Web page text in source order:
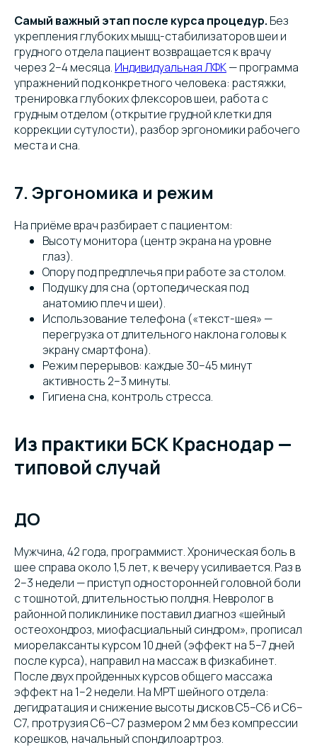
Самый важный этап после курса процедур. Без
укрепления глубоких мышц-стабилизаторов шеи и
грудного отдела пациент возвращается к врачу
через 2–4 месяца. Индивидуальная ЛФК— программа
упражнений под конкретного человека: растяжки,
тренировка глубоких флексоров шеи, работа с
грудным отделом (открытие грудной клетки для
коррекции сутулости), разбор эргономики рабочего
места и сна.
7. Эргономика и режим
На приёме врач разбирает с пациентом:
Высоту монитора (центр экрана на уровне
глаз).
Опору под предплечья при работе за столом.
Подушку для сна (ортопедическая под
анатомию плеч и шеи).
Использование телефона («текст-шея» —
перегрузка от длительного наклона головы к
экрану смартфона).
Режим перерывов: каждые 30–45 минут
активность 2–3 минуты.
Гигиена сна, контроль стресса.
Из практики БСК Краснодар —
типовой случай
ДО
Мужчина, 42 года, программист. Хроническая боль в
шее справа около 1,5 лет, к вечеру усиливается. Раз в
2–3 недели — приступ односторонней головной боли
с тошнотой, длительностью полдня. Невролог в
районной поликлинике поставил диагноз «шейный
остеохондроз, миофасциальный синдром», прописал
миорелаксанты курсом 10 дней (эффект на 5–7 дней
после курса), направил на массаж в физкабинет.
После двух пройденных курсов общего массажа
эффект на 1–2 недели. На МРТ шейного отдела:
дегидратация и снижение высоты дисков C5–C6 и C6–
C7, протрузия C6–C7 размером 2 мм без компрессии
корешков, начальный спондилоартроз.